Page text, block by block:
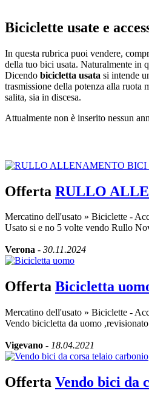
Biciclette usate e
In questa rubrica puoi vendere,
della tuo bici usata. Naturalmente in
Dicendo bicicletta usata si intende
trasmissione della potenza alla ruota
salita, sia in discesa.
Attualmente non è inserito nessun
Offerta RULLO
Mercatino dell'usato » Biciclette -
Usato si e no 5 volte vendo Rullo
Verona - 30.11.2024
Offerta Bicicletta
Mercatino dell'usato » Biciclette -
Vendo bicicletta da uomo
Vigevano - 18.04.2021
Offerta Vendo bici da